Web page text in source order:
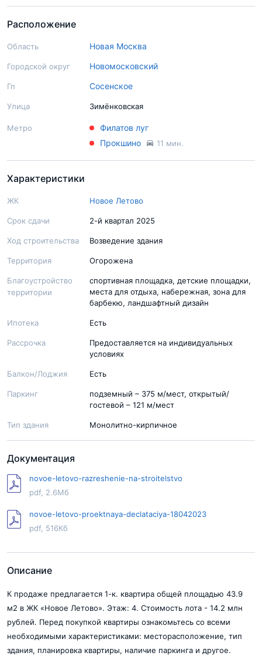
Расположение
Область Новая Москва
Городской округ Новомосковский
Гп Сосенское
Улица Зимёнковская
Метро
Филатов луг
Прокшино
11 мин.
Характеристики
ЖК Новое Летово
Срок сдачи 2-й квартал 2025
Ход строительства Возведение здания
Территория Огорожена
Благоустройство
территории
спортивная площадка, детские площадки,
места для отдыха, набережная, зона для
барбекю, ландшафтный дизайн
Ипотека Есть
Рассрочка
Предоставляется на индивидуальных
условиях
Балкон/Лоджия Есть
Паркинг
подземный – 375 м/мест, открытый/
гостевой – 121 м/мест
Тип здания Монолитно-кирпичное
Документация
novoe-letovo-razreshenie-na-stroitelstvo
pdf, 2.6Мб
novoe-letovo-proektnaya-declataciya-18042023
pdf, 516Кб
Описание
К продаже предлагается 1-к. квартира общей площадью 43.9
м2 в ЖК «Новое Летово». Этаж: 4. Стоимость лота - 14.2 млн
рублей. Перед покупкой квартиры ознакомьтесь со всеми
необходимыми характеристиками: месторасположение, тип
здания, планировка квартиры, наличие паркинга и другое.